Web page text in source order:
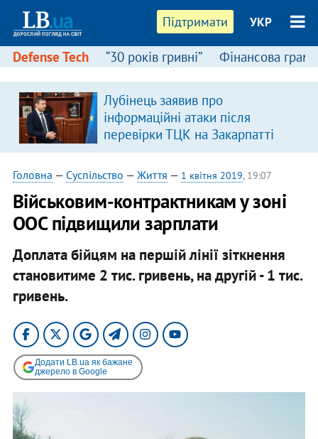
Підтримати УКР
Defense Tech “30 років гривні” Фінансова
Лубінець заявив про
інформаційні атаки після
перевірки ТЦК на Закарпатті
Головна — Суспільство — Життя — 1 квітня 2019, 19:07
Військовим-контрактникам у зоні
ООС підвищили зарплати
Доплата бійцям на першій лінії зіткнення
становитиме 2 тис. гривень, на другій - 1 тис.
гривень.
Додати LB.ua як бажане
джерело в Google